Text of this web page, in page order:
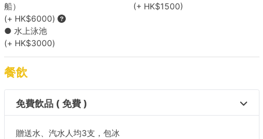
【東龍探索之旅】維港 → 東龍洲
【港島水上活動之選】維港 → 大浪灣/石澳
【海鮮之旅】維港 → 鯉魚門
【海鮮之旅】維港 → 布袋澳
船）
(+ HK$6000)
(+ HK$1500)
● 水上泳池
(+ HK$3000)
餐飲
免費飲品 ( 免費 )
贈送水、汽水人均3支，包冰